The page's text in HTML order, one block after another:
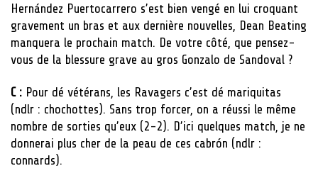
Hernández Puertocarrero s’est bien vengé en lui croquant
gravement un bras et aux dernière nouvelles, Dean Beating
manquera le prochain match. De votre côté, que pensez-
vous de la blessure grave au gros Gonzalo de Sandoval ?
C : Pour dé vétérans, les Ravagers c’est dé mariquitas
(ndlr : chochottes). Sans trop forcer, on a réussi le même
nombre de sorties qu’eux (2-2). D’ici quelques match, je ne
donnerai plus cher de la peau de ces cabrón (ndlr :
connards).